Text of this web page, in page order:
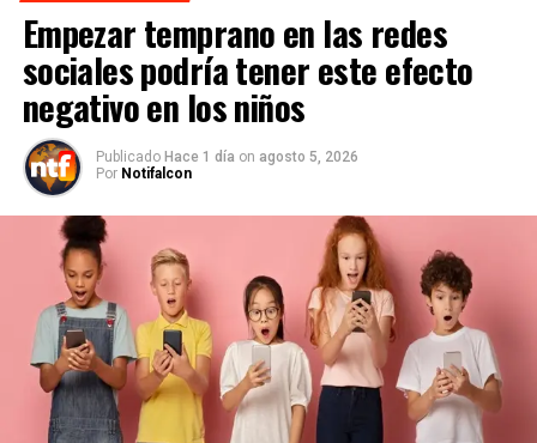
Empezar temprano en las redes
sociales podría tener este efecto
negativo en los niños
Publicado Hace 1 día on agosto 5, 2026
Por Notifalcon